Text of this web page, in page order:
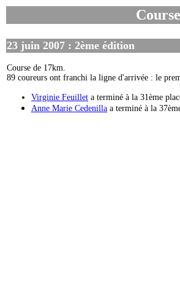
23 juin 2007 : 2ème édition
Course de 17km.
89 coureurs ont franchi la ligne d'arrivée : le
Virginie Feuillet a terminé à la 31ème
Anne Marie Cedenilla a terminé à la